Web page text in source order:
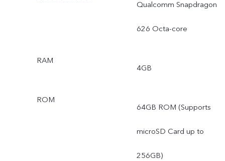
Qualcomm Snapdragon
626 Octa-core
RAM
4GB
ROM
64GB ROM (Supports
microSD Card up to
256GB)